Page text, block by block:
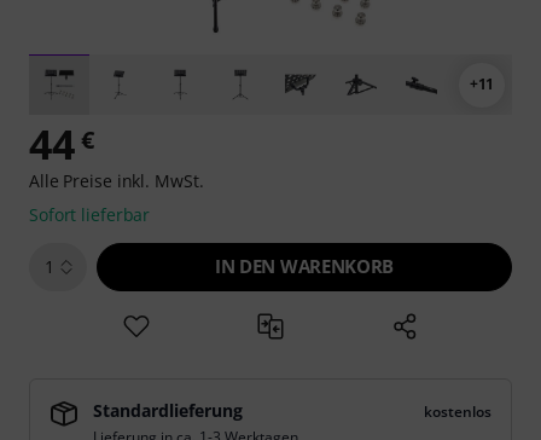
+11
44€
Alle Preise inkl. MwSt.
Sofort lieferbar
1 IN DEN WARENKORB
Standardlieferung
kostenlos